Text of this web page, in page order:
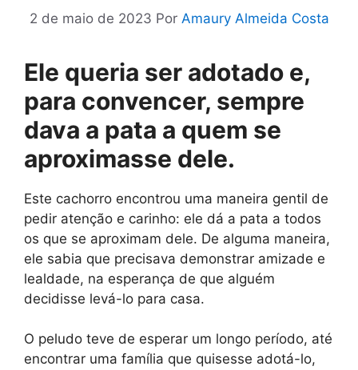
2 de maio de 2023 Por Amaury Almeida Costa
Ele queria ser adotado e,
para convencer, sempre
dava a pata a quem se
aproximasse dele.
Este cachorro encontrou uma maneira gentil de
pedir atenção e carinho: ele dá a pata a todos
os que se aproximam dele. De alguma maneira,
ele sabia que precisava demonstrar amizade e
lealdade, na esperança de que alguém
decidisse levá-lo para casa.
O peludo teve de esperar um longo período, até
encontrar uma família que quisesse adotá-lo,